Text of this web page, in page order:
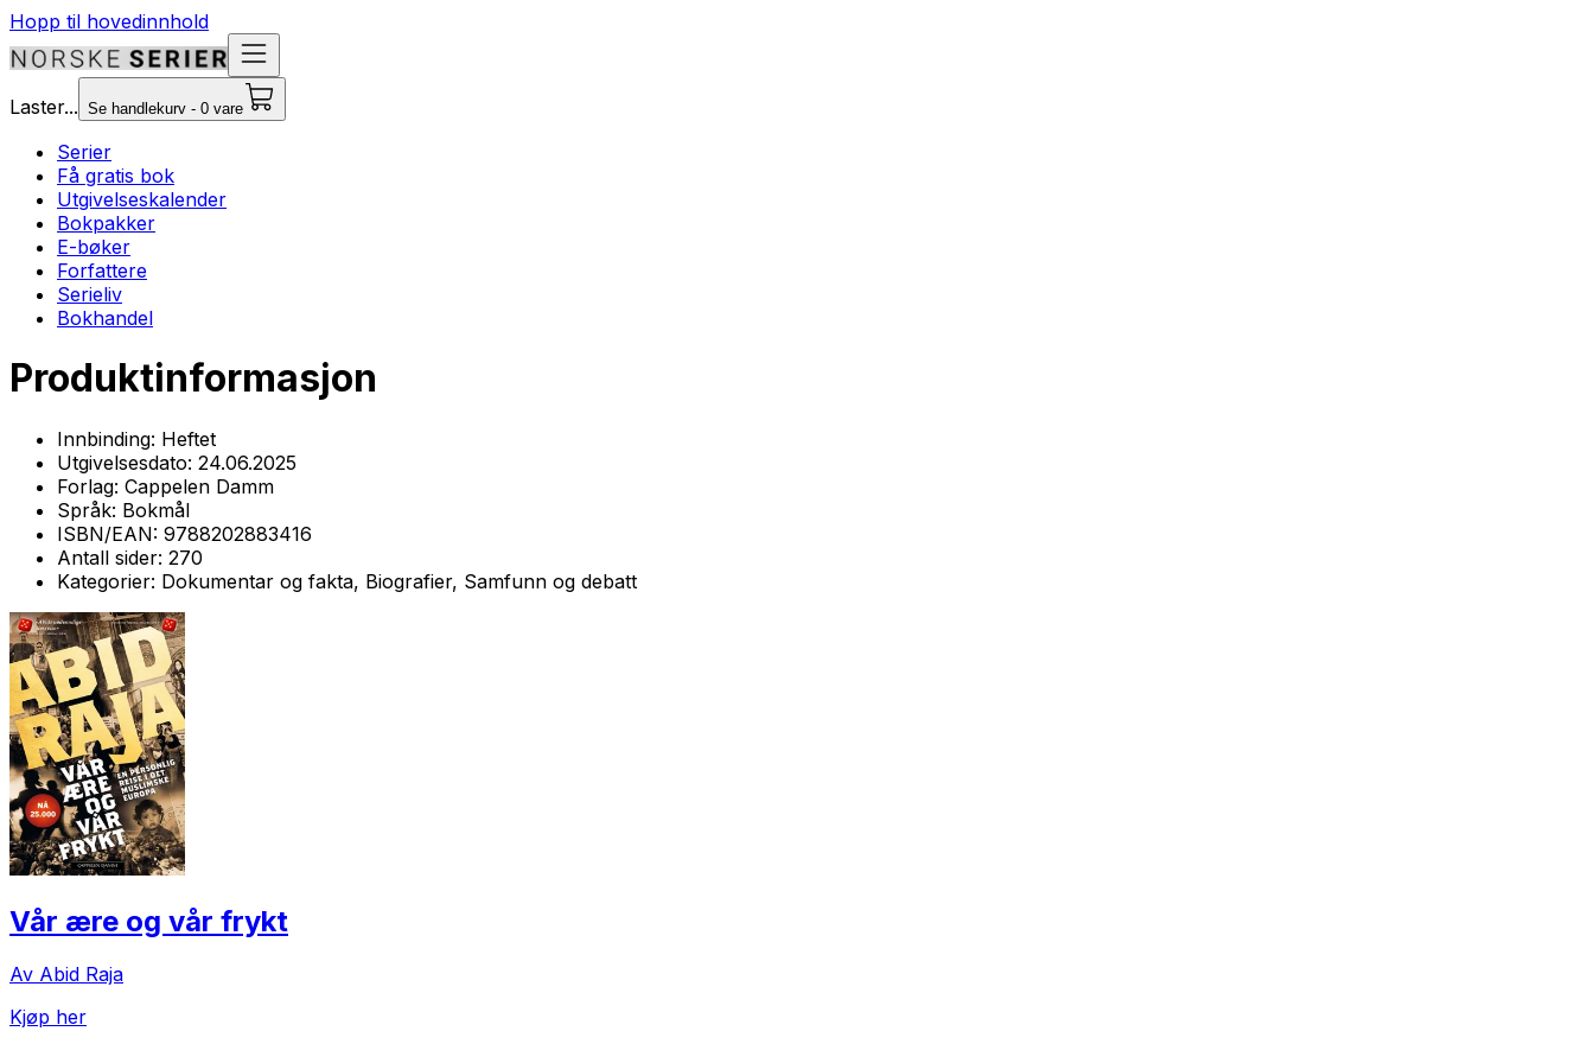
Hopp til hovedinnhold
Laster... Se handlekurv - 0 vare
Serier
Få gratis bok
Utgivelseskalender
Bokpakker
E-bøker
Forfattere
Serieliv
Bokhandel
Produktinformasjon
Innbinding: Heftet
Utgivelsesdato: 24.06.2025
Forlag: Cappelen Damm
Språk: Bokmål
ISBN/EAN: 9788202883416
Antall sider: 270
Kategorier: Dokumentar og fakta, Biografier, Samfunn og debatt
Vår ære og vår frykt
Av Abid Raja
Kjøp her